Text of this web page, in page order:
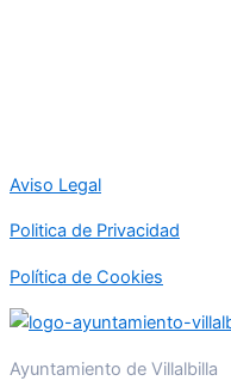
Aviso Legal
Politica de Privacidad
Política de Cookies
Ayuntamiento de Villalbilla